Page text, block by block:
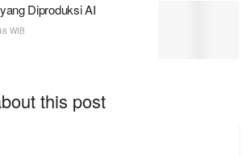
Diproduksi AI
WIB
this post